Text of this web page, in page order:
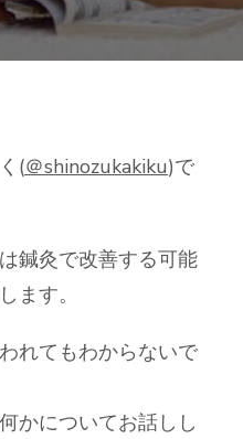
(＠shinozukakiku)で
鍼灸で改善する可能
ます。
れてもわからないで
かについてお話しし